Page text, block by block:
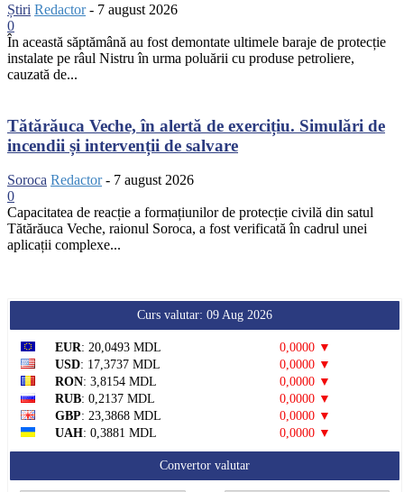
Știri Redactor - 7 august 2026
0
În această săptămână au fost demontate ultimele baraje de protecție
instalate pe râul Nistru în urma poluării cu produse petroliere,
cauzată de...
Tătărăuca Veche, în alertă de exercițiu. Simulări de
incendii și intervenții de salvare
Soroca Redactor - 7 august 2026
0
Capacitatea de reacție a formațiunilor de protecție civilă din satul
Tătărăuca Veche, raionul Soroca, a fost verificată în cadrul unei
aplicații complexe...
Curs valutar: 09 Aug 2026
EUR: 20,0493 MDL
0,0000 ▼
USD: 17,3737 MDL
0,0000 ▼
RON: 3,8154 MDL
0,0000 ▼
RUB: 0,2137 MDL
0,0000 ▼
GBP: 23,3868 MDL
0,0000 ▼
UAH: 0,3881 MDL 0,0000 ▼
Convertor valutar